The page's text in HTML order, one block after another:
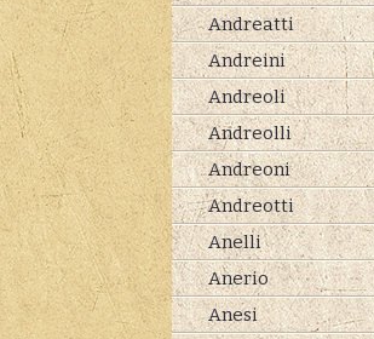
Andreatti
Andreini
Andreoli
Andreolli
Andreoni
Andreotti
Anelli
Anerio
Anesi